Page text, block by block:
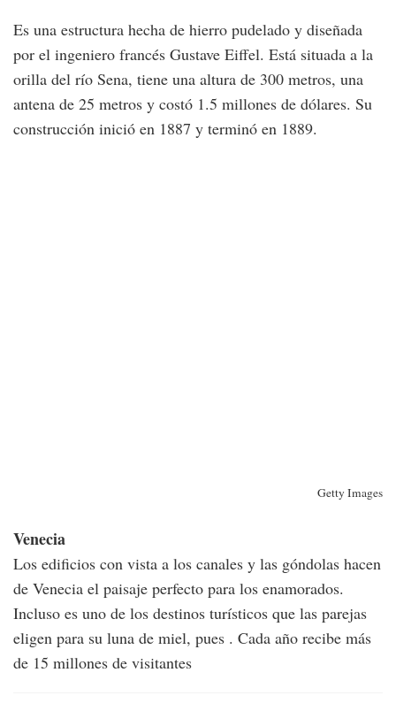
Es una estructura hecha de hierro pudelado y diseñada
por el ingeniero francés Gustave Eiffel. Está situada a la
orilla del río Sena, tiene una altura de 300 metros, una
antena de 25 metros y costó 1.5 millones de dólares. Su
construcción inició en 1887 y terminó en 1889.
Getty Images
Venecia
Los edificios con vista a los canales y las góndolas hacen
de Venecia el paisaje perfecto para los enamorados.
Incluso es uno de los destinos turísticos que las parejas
eligen para su luna de miel, pues . Cada año recibe más
de 15 millones de visitantes